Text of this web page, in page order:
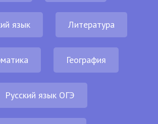
язык Литература
География
Русский язык ОГЭ